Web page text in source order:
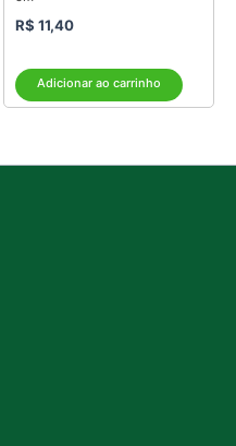
R$ 11,40
Adicionar ao carrinho